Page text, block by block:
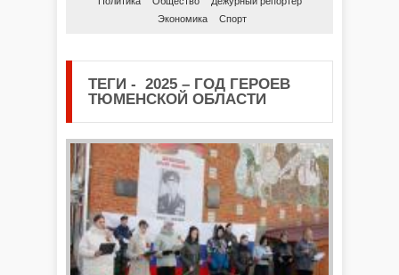
Экономика
Спорт
ТЕГИ - 2025 – ГОД ГЕРОЕВ
ТЮМЕНСКОЙ ОБЛАСТИ